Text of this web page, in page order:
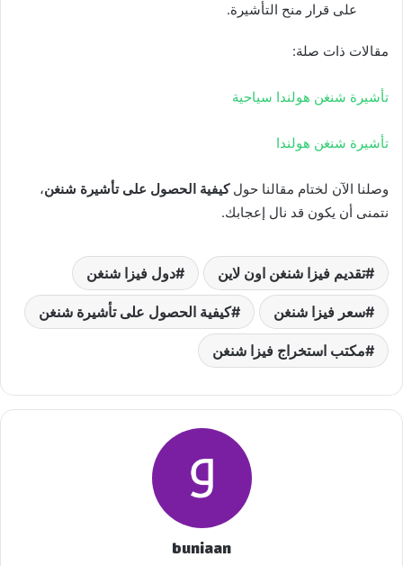
على قرار منح التأشيرة.
مقالات ذات صلة:
تأشيرة شنغن هولندا سياحية
تأشيرة شنغن هولندا
وصلنا الآن لختام مقالنا حولكيفية الحصول على تأشيرة شنغن،
نتمنى أن يكون قد نال إعجابك.
تقديم فيزا شنغن اون لاين دول فيزا شنغن
سعر فيزا شنغن كيفية الحصول على تأشيرة شنغن
مكتب استخراج فيزا شنغن
buniaan